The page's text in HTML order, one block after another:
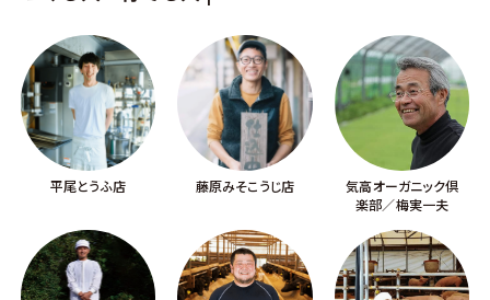
平尾とうふ店 藤原みそこうじ店
気高オーガニック倶
楽部／梅実一夫